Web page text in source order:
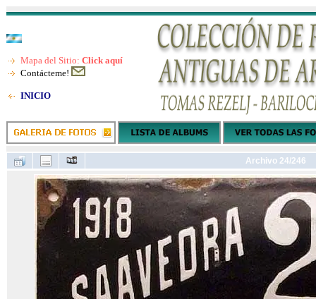
Mapa del Sitio: Click aquí
Contácteme!
INICIO
Archivo 24/246